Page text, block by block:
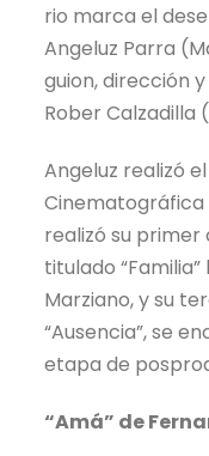
rio marca el
Angeluz Parra
guion, dirección
Rober Calzadilla
Angeluz realizó
Cinematográfica
realizó su
titulado
Marziano, y su
“Ausencia”, se
etapa de
“Amá” de